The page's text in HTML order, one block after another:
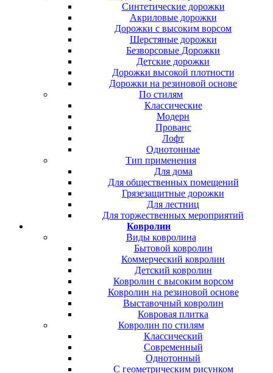
Синтетические дорожки
Акриловые дорожки
Дорожки с высоким ворсом
Шерстяные дорожки
Безворсовые Дорожки
Детские дорожки
Дорожки высокой плотности
Дорожки на резиновой основе
По стилям
Классические
Модерн
Прованс
Лофт
Однотонные
Тип применения
Для дома
Для общественных помещений
Грязезащитные дорожки
Для лестниц
Для торжественных мероприятий
Ковролин
Виды ковролина
Бытовой ковролин
Коммерческий ковролин
Детский ковролин
Ковролин с высоким ворсом
Ковролин на резиновой основе
Выставочный ковролин
Ковровая плитка
Ковролин по стилям
Классический
Современный
Однотонный
С геометрическим рисунком